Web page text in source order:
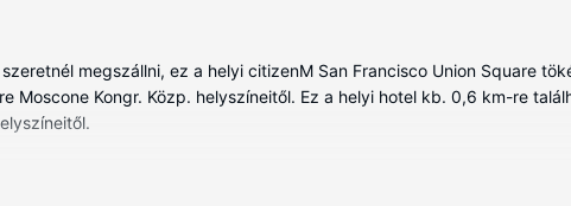
megszállni, ez a helyi citizenM San Francisco Union Square
Moscone Kongr. Közp. helyszíneitől. Ez a helyi hotel kb. 0,6 km-re
melyekben hűtőszekrény és iPad is található. A szobákban lévő